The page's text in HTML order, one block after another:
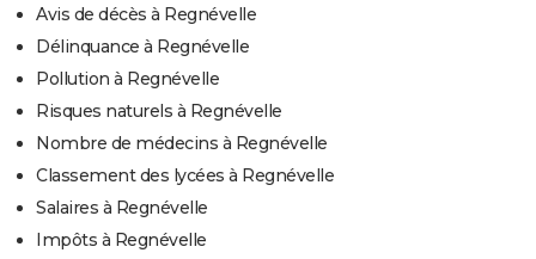
Avis de décès à Regnévelle
Délinquance à Regnévelle
Pollution à Regnévelle
Risques naturels à Regnévelle
Nombre de médecins à Regnévelle
Classement des lycées à Regnévelle
Salaires à Regnévelle
Impôts à Regnévelle